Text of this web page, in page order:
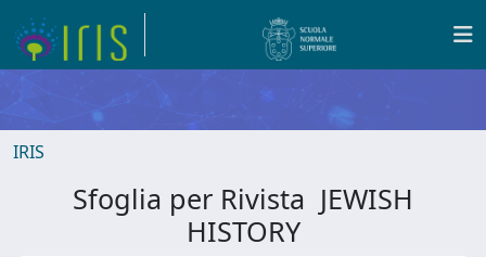
IRIS
Sfoglia per Rivista JEWISH
HISTORY